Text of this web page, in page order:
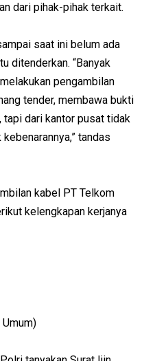
dari pihak-pihak terkait.
saat ini belum ada
ditenderkan. “Banyak
pengambilan
tender, membawa bukti
dari kantor pusat tidak
tandas
kabel PT Telkom
kelengkapan kerjanya